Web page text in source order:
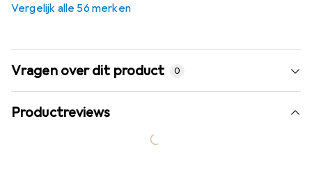
Vergelijk alle 56 merken
Vragen over dit product 0
Productreviews